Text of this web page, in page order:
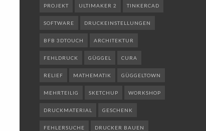
PROJEKT ULTIMAKER 2 TINKERCAD
SOFTWARE DRUCKEINSTELLUNGEN
BFB 3DTOUCH ARCHITEKTUR
FEHLDRUCK GÜGGEL CURA
RELIEF MATHEMATIK GÜGGELTOWN
MEHRTEILIG SKETCHUP WORKSHOP
DRUCKMATERIAL GESCHENK
FEHLERSUCHE DRUCKER BAUEN